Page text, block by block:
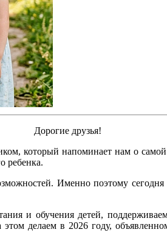
Дорогие друзья!
который напоминает нам о
ребенка.
Именно поэтому сегодня
и обучения детей,
делаем в 2026 году,